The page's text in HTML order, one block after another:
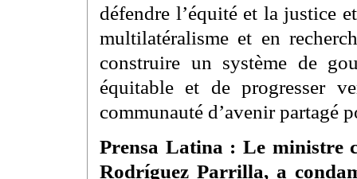
défendre l’équité et la justice
multilatéralisme et en
construire un système de
équitable et de progresser
communauté d’avenir partagé
Prensa Latina : Le ministre
Rodríguez Parrilla, a